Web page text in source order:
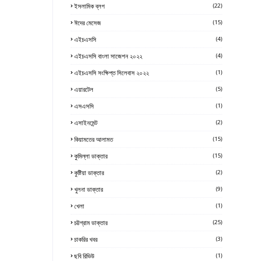
ইসলামিক ব্লগ (22)
ঈদের মেসেজ (15)
এইচএসসি (4)
এইচএসসি বাংলা সাজেশন ২০২২ (4)
এইচএসসি সংক্ষিপ্ত সিলেবাস ২০২২ (1)
এয়ারটেল (5)
এসএসসি (1)
এসাইনমেন্ট (2)
কিয়ামতের আলামত (15)
কুমিল্লা ডাক্তার (15)
কুষ্টিয়া ডাক্তার (2)
খুলনা ডাক্তার (9)
খেলা (1)
চট্টগ্রাম ডাক্তার (25)
চাকরির খবর (3)
ছবি রিভিউ (1)